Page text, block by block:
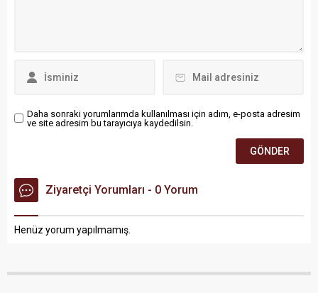
Daha sonraki yorumlarımda kullanılması için adım, e-posta adresim
ve site adresim bu tarayıcıya kaydedilsin.
Ziyaretçi Yorumları - 0 Yorum
Henüz yorum yapılmamış.